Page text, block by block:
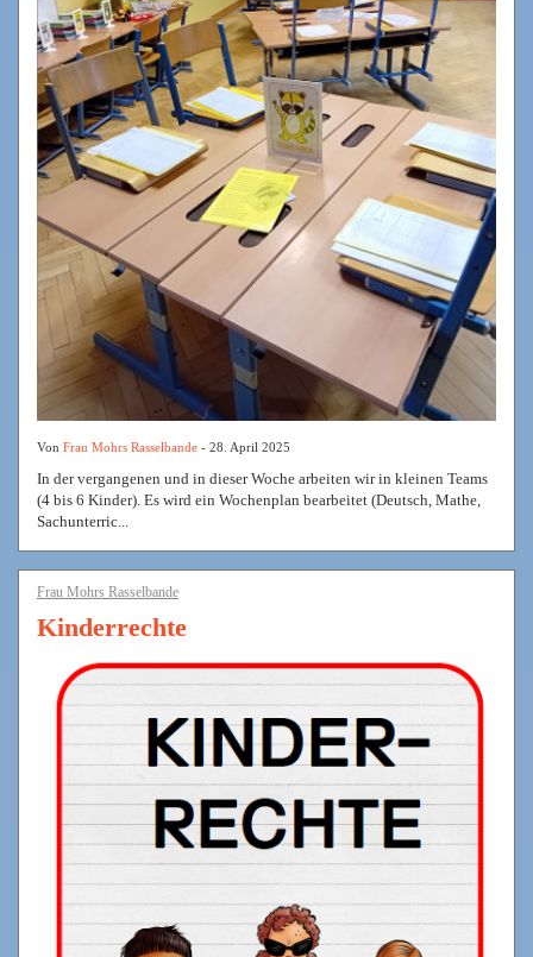
Von Frau Mohrs Rasselbande - 28. April 2025
In der vergangenen und in dieser Woche arbeiten wir in kleinen Teams
(4 bis 6 Kinder). Es wird ein Wochenplan bearbeitet (Deutsch, Mathe,
Sachunterric...
Frau Mohrs Rasselbande
Kinderrechte